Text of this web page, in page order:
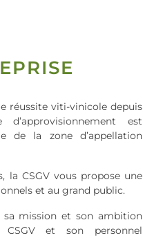
réussite viti-vinicole depuis
d’approvisionnement est
de la zone d’appellation
la CSGV vous propose une
et au grand public.
sa mission et son ambition
CSGV et son personnel